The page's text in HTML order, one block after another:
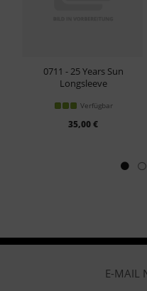
0711 - 25 Years Sun
Longsleeve
Verfügbar
35,00 €
E-MAIL